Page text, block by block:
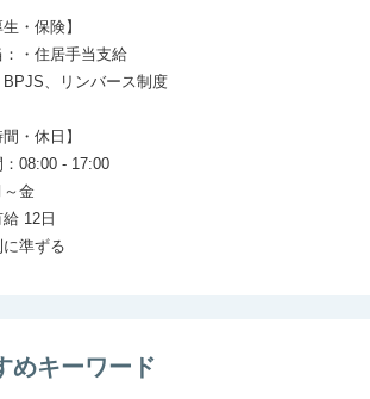
生・保険】
・住居手当支給
BPJS、リンバース制度
間・休日】
08:00 - 17:00
～金
12日
めキーワード